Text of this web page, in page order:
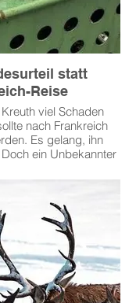
statt
Reise
viel Schaden
nach Frankreich
Es gelang, ihn
ein Unbekannter
zum Scheitern.
>